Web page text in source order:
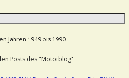
Jahren 1949 bis 1990
Posts des "Motorblog"